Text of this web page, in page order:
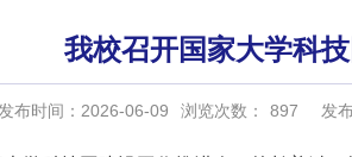
我校召开国家大学科
布时间：2026-06-09 浏览次数： 897 发